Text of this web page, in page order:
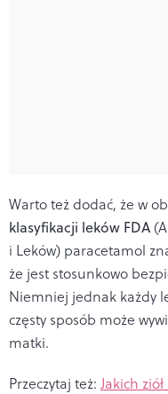
Warto też dodać, że w
klasyfikacji leków FDA
i Leków) paracetamol
że jest stosunkowo
Niemniej jednak każdy
częsty sposób może
matki.
Przeczytaj też: Jakich